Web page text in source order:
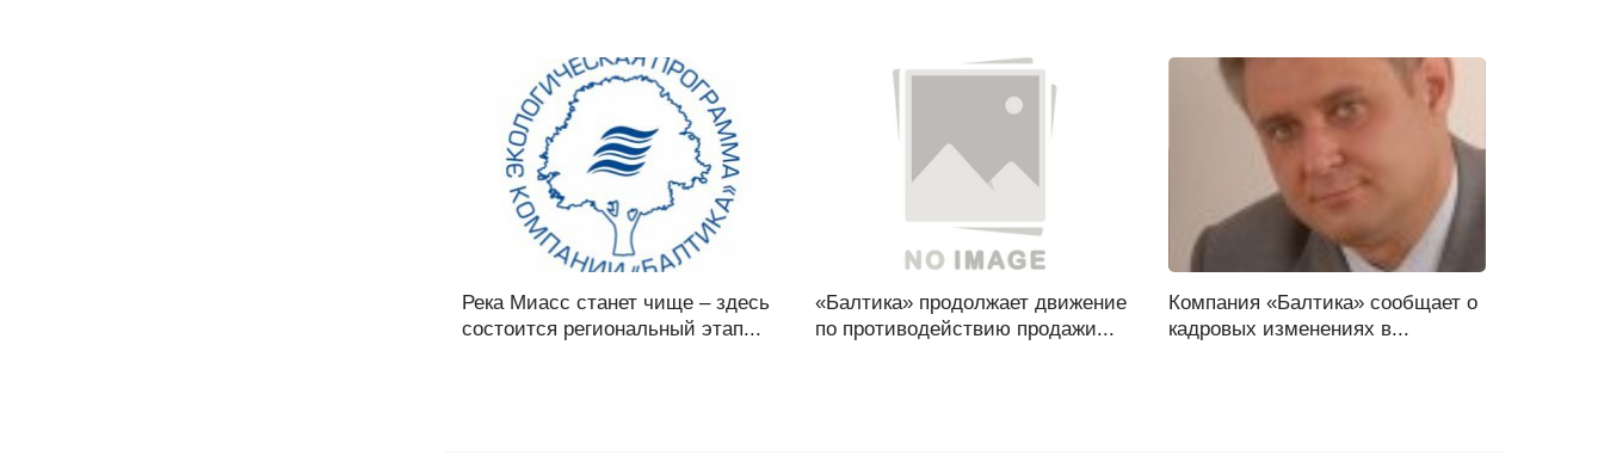
Река Миасс станет чище – здесь
состоится региональный этап...
«Балтика» продолжает движение
по противодействию продажи...
Компания «Балтика» сообщает о
кадровых изменениях в...